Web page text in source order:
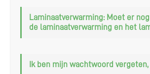
Laminaatverwarming: Moet er
de laminaatverwarming en het
Ik ben mijn wachtwoord